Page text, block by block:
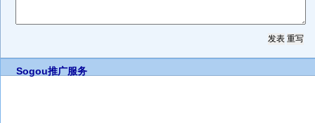
Sogou推广服务